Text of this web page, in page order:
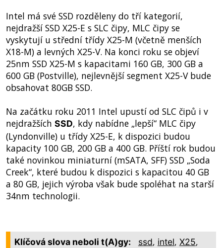
Intel má své SSD rozděleny do tří kategorií,
nejdražší SSD X25-E s SLC čipy, MLC čipy se
vyskytují u střední třídy X25-M (včetně menších
X18-M) a levných X25-V. Na konci roku se objeví
25nm SSD X25-M s kapacitami 160 GB, 300 GB a
600 GB (Postville), nejlevnější segment X25-V bude
obsahovat 80GB SSD.
Na začátku roku 2011 Intel upustí od SLC čipů i v
nejdražších SSD, kdy nabídne „lepší“ MLC čipy
(Lyndonville) u třídy X25-E, k dispozici budou
kapacity 100 GB, 200 GB a 400 GB. Příští rok budou
také novinkou miniaturní (mSATA, SFF) SSD „Soda
Creek“, které budou k dispozici s kapacitou 40 GB
a 80 GB, jejich výroba však bude spoléhat na starší
34nm technologii.
Klíčová slova neboli t(A)gy: ssd, intel, X25,